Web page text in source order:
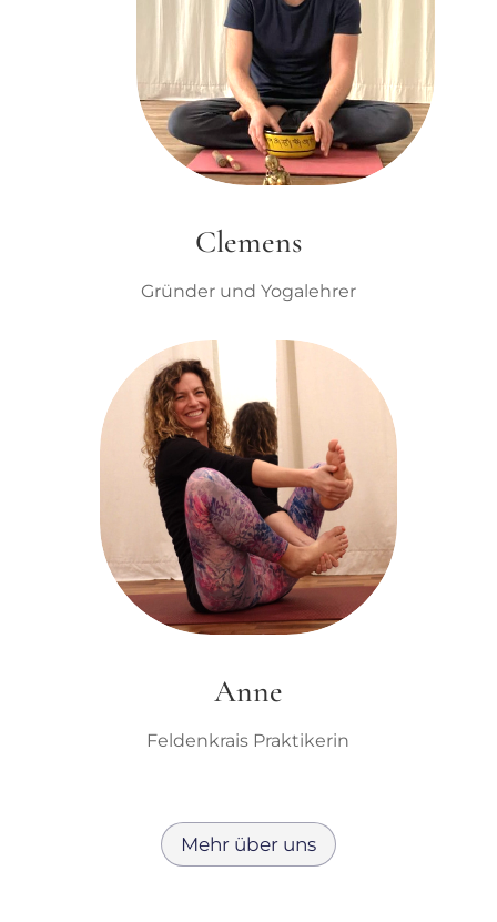
Clemens
Gründer und Yogalehrer
Anne
Feldenkrais Praktikerin
Mehr über uns